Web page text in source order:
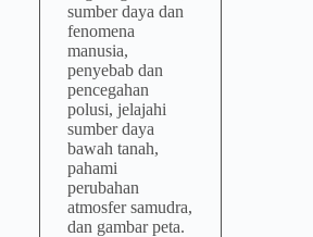
sumber daya dan
fenomena
manusia,
penyebab dan
pencegahan
polusi, jelajahi
sumber daya
bawah tanah,
pahami
perubahan
atmosfer samudra,
dan gambar peta.